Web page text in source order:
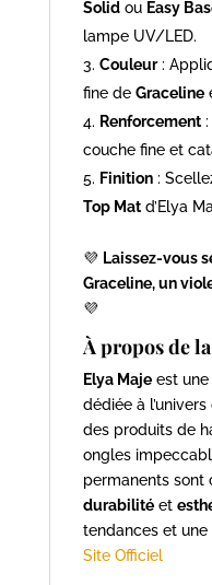
Solidou Easy
lampe UV/LED.
Couleur:
fine de Graceline
Renforcement:
couche fine et
Finition:
Top Matd’Elya
💜 Laissez-vous
Graceline, un
💜
À propos de
Elya Majeest une
dédiée à
des produits de
ongles
permanents sont
durabilitéet
tendances et une
Site Officiel